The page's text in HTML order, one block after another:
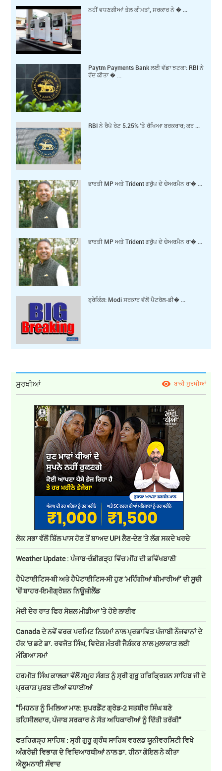
ਨਹੀਂ ਵਧਣਗੀਆਂ ਤੇਲ ਕੀਮਤਾਂ, ਸਰਕਾਰ ਨੇ � ...
Paytm Payments Bank ਲਈ ਵੱਡਾ ਝਟਕਾ: RBI ਨੇ
ਰੱਦ ਕੀਤਾ � ...
RBI ਨੇ ਰੈਪੋ ਰੇਟ 5.25% 'ਤੇ ਰੱਖਿਆ ਬਰਕਰਾਰ; ਕਰ ...
ਭਾਰਤੀ MP ਅਤੇ Trident ਗਰੁੱਪ ਦੇ ਚੇਅਰਮੈਨ ਰਾ� ...
ਭਾਰਤੀ MP ਅਤੇ Trident ਗਰੁੱਪ ਦੇ ਚੇਅਰਮੈਨ ਰਾ� ...
ਬ੍ਰੇਕਿੰਗ: Modi ਸਰਕਾਰ ਵੱਲੋਂ ਪੈਟਰੋਲ-ਡੀ� ...
ਸੁਰਖੀਆਂ ਬਾਕੀ ਸੁਰਖੀਆਂ
ਲੋਕ ਸਭਾ ਵੱਲੋਂ ਬਿੱਲ ਪਾਸ ਹੋਣ ਤੋਂ ਬਾਅਦ UPI ਲੈਣ-ਦੇਣ 'ਤੇ ਲੱਗ ਸਕਦੇ ਖਰਚੇ
Weather Update : ਪੰਜਾਬ-ਚੰਡੀਗੜ੍ਹ ਵਿੱਚ ਮੀਂਹ ਦੀ ਭਵਿੱਖਬਾਣੀ
ਹੈਪੇਟਾਈਟਿਸ-ਬੀ ਅਤੇ ਹੈਪੇਟਾਈਟਿਸ-ਸੀ ਹੁਣ ‘ਮਹਿੰਗੀਆਂ ਬੀਮਾਰੀਆਂ’ ਦੀ ਸੂਚੀ
’ਚੋਂ ਬਾਹਰ-ਇਮੀਗ੍ਰੇਸ਼ਨ ਨਿਊਜ਼ੀਲੈਂਡ
ਮੋਦੀ ਦੇਰ ਰਾਤ ਫਿਰ ਸੋਸ਼ਲ ਮੀਡੀਆ ’ਤੇ ਹੋਏ ਲਾਈਵ
Canada ਦੇ ਨਵੇਂ ਵਰਕ ਪਰਮਿਟ ਨਿਯਮਾਂ ਨਾਲ ਪ੍ਰਭਾਵਿਤ ਪੰਜਾਬੀ ਨੌਜਵਾਨਾਂ ਦੇ
ਹੱਕ 'ਚ ਡਟੇ ਡਾ. ਰਵਜੋਤ ਸਿੰਘ, ਵਿਦੇਸ਼ ਮੰਤਰੀ ਜੈਸ਼ੰਕਰ ਨਾਲ ਮੁਲਾਕਾਤ ਲਈ
ਮੰਗਿਆ ਸਮਾਂ
ਹਰਮੀਤ ਸਿੰਘ ਕਾਲਕਾ ਵੱਲੋਂ ਸਮੂਹ ਸੰਗਤ ਨੂੰ ਸ੍ਰੀ ਗੁਰੂ ਹਰਿਕ੍ਰਿਸ਼ਨ ਸਾਹਿਬ ਜੀ ਦੇ
ਪ੍ਰਕਾਸ਼ ਪੁਰਬ ਦੀਆਂ ਵਧਾਈਆਂ
"ਮਿਹਨਤ ਨੂੰ ਮਿਲਿਆ ਮਾਣ: ਸੁਪਰਡੈਂਟ ਗ੍ਰੇਡ-2 ਸਤਬੀਰ ਸਿੰਘ ਬਣੇ
ਤਹਿਸੀਲਦਾਰ, ਪੰਜਾਬ ਸਰਕਾਰ ਨੇ ਸੱਤ ਅਧਿਕਾਰੀਆਂ ਨੂੰ ਦਿੱਤੀ ਤਰੱਕੀ"
ਫਤਹਿਗੜ੍ਹ ਸਾਹਿਬ : ਸ੍ਰੀ ਗੁਰੂ ਗ੍ਰੰਥ ਸਾਹਿਬ ਵਰਲਡ ਯੂਨੀਵਰਸਿਟੀ ਵਿਖੇ
ਅੰਗਰੇਜ਼ੀ ਵਿਭਾਗ ਦੇ ਵਿਦਿਆਰਥੀਆਂ ਨਾਲ ਡਾ. ਹੀਨਾ ਗੋਇਲ ਨੇ ਕੀਤਾ
ਐਲੂਮਨਾਈ ਸੰਵਾਦ